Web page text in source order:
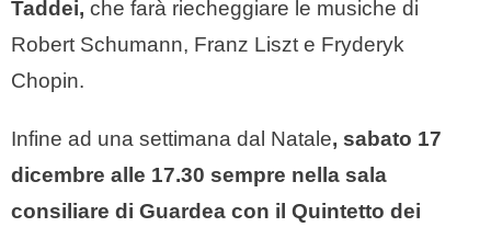
Taddei, che farà riecheggiare le musiche di
Robert Schumann, Franz Liszt e Fryderyk
Chopin.
Infine ad una settimana dal Natale, sabato 17
dicembre alle 17.30 sempre nella sala
consiliare di Guardea con il Quintetto dei